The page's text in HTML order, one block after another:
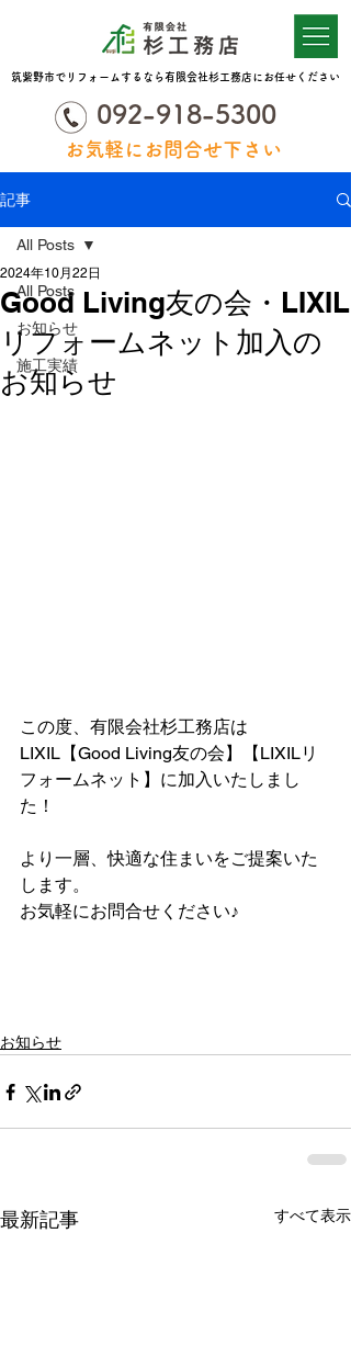
092-918-5300
お気軽にお問合せ下さい
筑紫野市でリフォームするなら有限会社杉工務店にお任せください
記事
All Posts
お知らせ
施工実績
All Posts
Good Living友の会・LIXIL
リフォームネット加入の
お知らせ
2024年10月22日
この度、有限会社杉工務店は
LIXIL【Good Living友の会】【LIXILリ
フォームネット】に加入いたしまし
た！
より一層、快適な住まいをご提案いた
します。
お気軽にお問合せください♪
お知らせ
最新記事 すべて表示